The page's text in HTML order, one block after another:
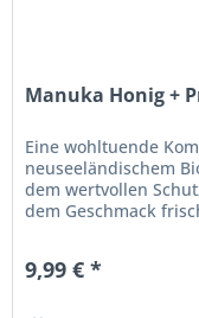
Manuka Honig +
Eine wohltuende
neuseeländischem
dem wertvollen
dem Geschmack
9,99 € *